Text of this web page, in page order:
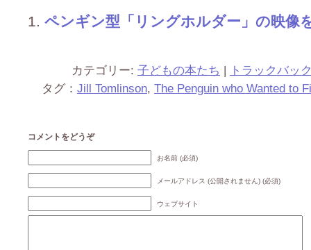
ペンギン型「リングホルダー」の映像
カテゴリー: 子どもの本たち | トラックバッ
タグ： Jill Tomlinson, The Penguin who Wanted to
コメントをどうぞ
お名前 (必須)
メールアドレス (公開されません) (必須)
ウェブサイト